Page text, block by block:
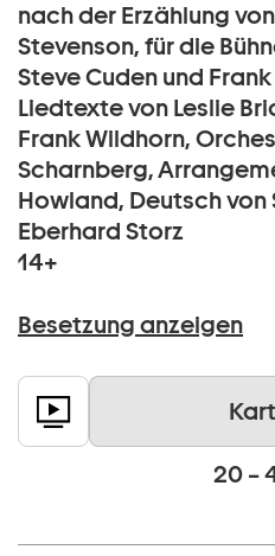
nach der Erzählung
Stevenson, für die
Steve Cuden und
Liedtexte von Leslie
Frank Wildhorn,
Scharnberg,
Howland, Deutsch von
Eberhard Storz
14+
Besetzung anzeigen
20 –